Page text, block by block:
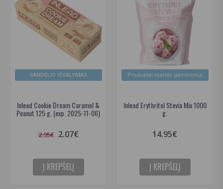
SANDĖLIO IŠVALYMAS
Inlead Cookie Dream Caramel &
Peanut 125 g. (exp. 2025-11-06)
2.95€ 2.07€
Į KREPŠELĮ
Produktai maisto gaminimui
Inlead Erythritol Stevia Mix 1000
g.
14.95€
Į KREPŠELĮ